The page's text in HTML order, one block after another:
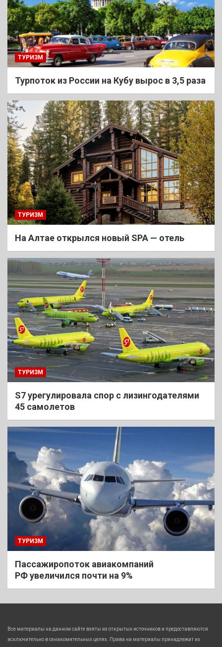
ТУРИЗМ
Турпоток из России на Кубу вырос в 3,5 раза
ТУРИЗМ
На Алтае открылся новый SPA — отель
ТУРИЗМ
S7 урегулировала спор с лизингодателями
45 самолетов
ТУРИЗМ
Пассажиропоток авиакомпаний
РФ увеличился почти на 9%
Все материалы на данном сайте взяты из открытых источников и предоставляются
исключительно в ознакомительных целях. Права на материалы принадлежат их